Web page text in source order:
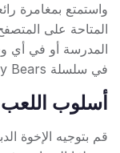
واستمتع بمغامرة
المتاحة على
المدرسة أو في أي
في سلسلة We Baby Bears.
أسلوب
قم بتوجيه الإخوة